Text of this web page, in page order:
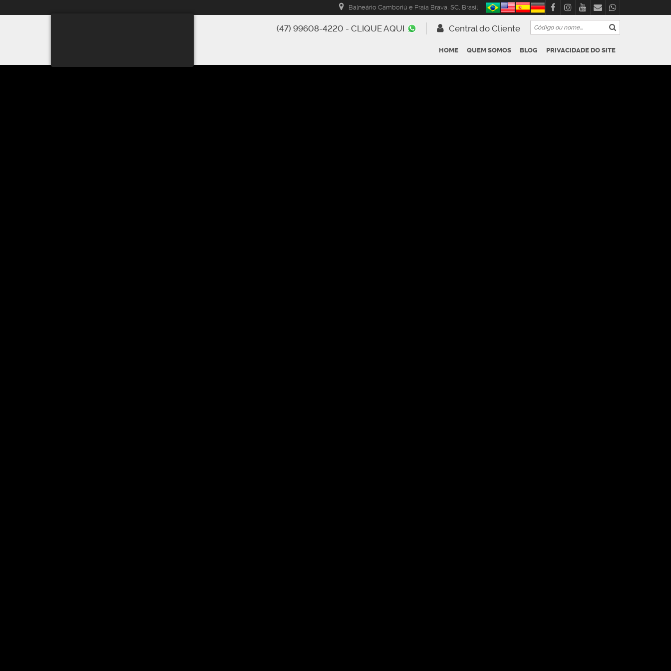
Balneário Camboriú e Praia Brava, SC, Brasil
Central do Cliente
(47) 99608-4220 - CLIQUE AQUI
PRIVACIDADE DO SITE
BLOG
QUEM SOMOS
HOME